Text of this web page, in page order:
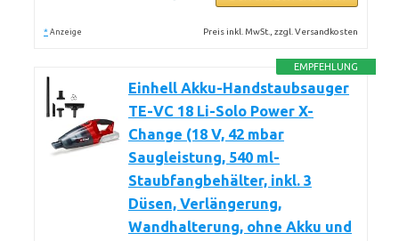
* Anzeige Preis inkl. MwSt., zzgl. Versandkosten
EMPFEHLUNG
Einhell Akku-Handstaubsauger
TE-VC 18 Li-Solo Power X-
Change (18 V, 42 mbar
Saugleistung, 540 ml-
Staubfangbehälter, inkl. 3
Düsen, Verlängerung,
Wandhalterung, ohne Akku und